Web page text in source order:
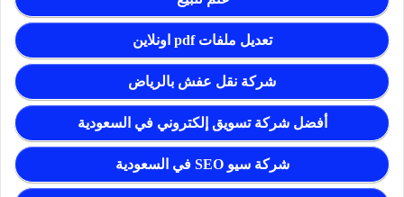
تعديل ملفات pdf اونلاين
شركة نقل عفش بالرياض
أفضل شركة تسويق إلكتروني في السعودية
شركة سيو SEO في السعودية